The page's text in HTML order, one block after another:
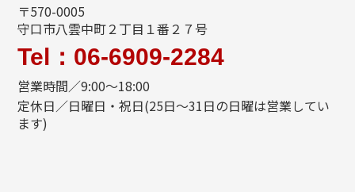
〒570-0005
守口市八雲中町２丁目１番２７号
Tel：06-6909-2284
営業時間／9:00～18:00
定休日／日曜日・祝日(25日～31日の日曜は営業してい
ます)